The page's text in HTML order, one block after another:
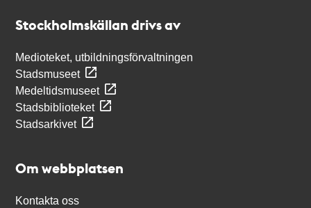
Stockholmskällan drivs av
Medioteket, utbildningsförvaltningen
Stadsmuseet
Medeltidsmuseet
Stadsbiblioteket
Stadsarkivet
Om webbplatsen
Kontakta oss